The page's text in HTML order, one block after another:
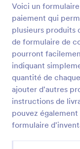
Voici un
paiement qui
plusieurs produits
de formulaire de
pourront
indiquant
quantité de
ajouter d'autres
instructions de
pouvez
formulaire
nécessaire.
formulaire
d'inventaire
bureau.